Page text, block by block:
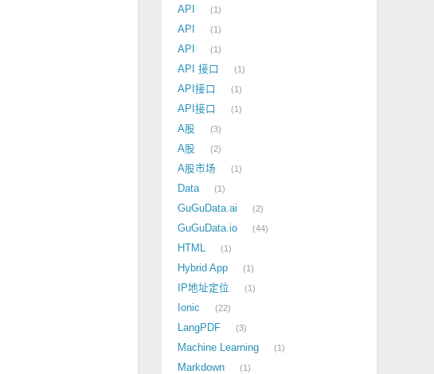
API 1
API 1
API 1
API 接口 1
API接口 1
API接口 1
A股 3
A股 2
A股市场 1
Data 1
GuGuData.ai 2
GuGuData.io 44
HTML 1
Hybrid App 1
IP地址定位 1
Ionic 22
LangPDF 3
Machine Learning 1
Markdown 1